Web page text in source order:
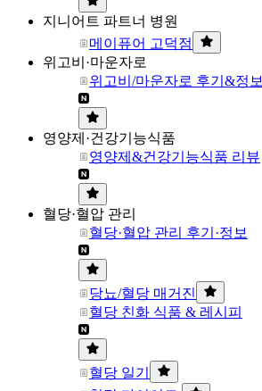
지니어트 파트너 병원
메이퓨어 고덕점
위고비·마운자로
위고비/마운자로 후기&정보
영양제·건강기능식품
영양제&건강기능식품 리뷰
혈당·혈압 관리
혈당·혈압 관리 후기·정보
당뇨/혈당 매거진
혈당 친화 식품 & 레시피
혈당 일기